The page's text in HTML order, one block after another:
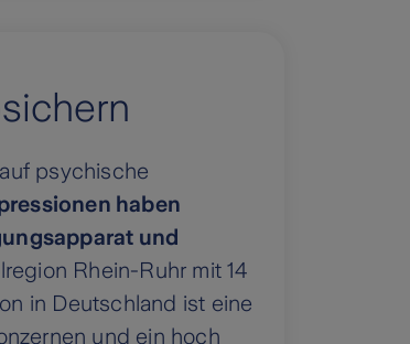
psychische
haben
und
Rhein-Ruhr mit 14
in Deutschland ist eine
und ein hoch